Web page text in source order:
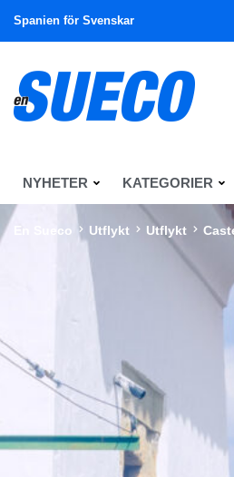
Spanien för Svenskar
NYHETER KATEGORIER
En Sueco Utflykt Utflykt